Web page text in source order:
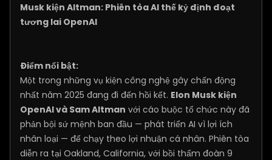
Musk kiện Altman: Phiên tòa AI thế kỷ định đoạt
tương lai OpenAI
Điểm nổi bật:
Một trong những vụ kiện công nghệ gây chấn động
nhất năm 2025 đang đi đến hồi kết. Elon Musk kiện
OpenAI và Sam Altman với cáo buộc tổ chức này đã
phản bội sứ mệnh ban đầu — phát triển AI vì lợi ích
nhân loại — để chạy theo lợi nhuận cá nhân. Phiên tòa
diễn ra tại Oakland, California, với bồi thẩm đoàn 9